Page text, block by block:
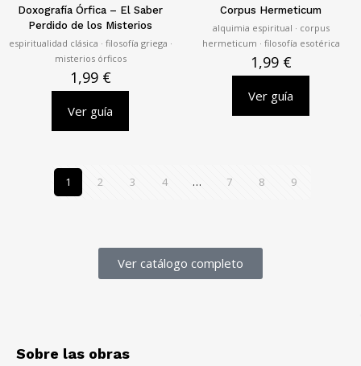
Doxografía Órfica – El Saber
Perdido de los Misterios
espiritualidad clásica · filosofía griega ·
misterios órficos
1,99 €
Ver guía
Corpus Hermeticum
alquimia espiritual · corpus
hermeticum · filosofía esotérica
1,99 €
Ver guía
1 2 3 4 … 7 8 9
Ver catálogo completo
Sobre las obras